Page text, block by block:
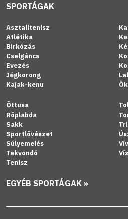
SPORTÁGAK
Asztalitenisz
Atlétika
Birkózás
Cselgáncs
Evezés
Jégkorong
Kajak-kenu
Öttusa
Röplabda
Sakk
Sportlövészet
Súlyemelés
Tekvondó
Tenisz
EGYÉB SPORTÁGAK »